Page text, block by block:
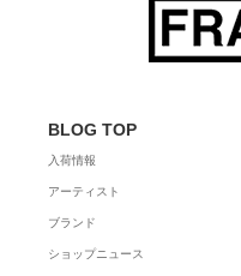
BLOG TOP
入荷情報
アーティスト
ブランド
ショップニュース